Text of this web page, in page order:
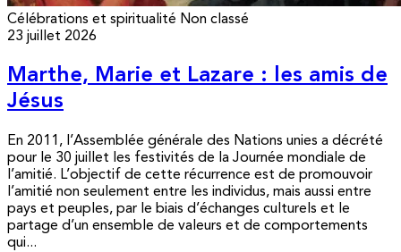
Célébrations et spiritualité Non classé
23 juillet 2026
Marthe, Marie et Lazare : les amis de
Jésus
En 2011, l’Assemblée générale des Nations unies a décrété
pour le 30 juillet les festivités de la Journée mondiale de
l’amitié. L’objectif de cette récurrence est de promouvoir
l’amitié non seulement entre les individus, mais aussi entre
pays et peuples, par le biais d’échanges culturels et le
partage d’un ensemble de valeurs et de comportements
qui...